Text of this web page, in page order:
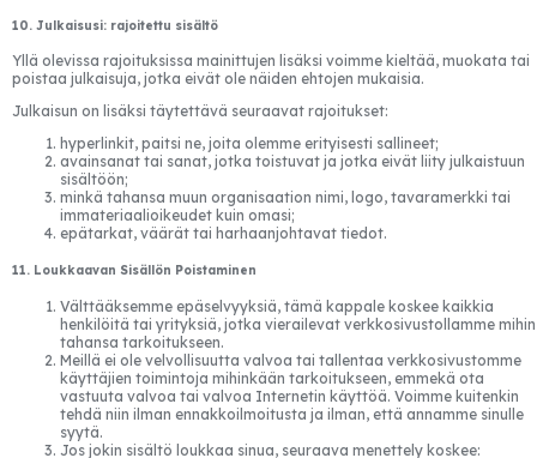
10. Julkaisusi: rajoitettu sisältö
Yllä olevissa rajoituksissa mainittujen lisäksi voimme kieltää, muokata tai
poistaa julkaisuja, jotka eivät ole näiden ehtojen mukaisia.
Julkaisun on lisäksi täytettävä seuraavat rajoitukset:
hyperlinkit, paitsi ne, joita olemme erityisesti sallineet;
avainsanat tai sanat, jotka toistuvat ja jotka eivät liity julkaistuun
sisältöön;
minkä tahansa muun organisaation nimi, logo, tavaramerkki tai
immateriaalioikeudet kuin omasi;
epätarkat, väärät tai harhaanjohtavat tiedot.
11. Loukkaavan Sisällön Poistaminen
Välttääksemme epäselvyyksiä, tämä kappale koskee kaikkia
henkilöitä tai yrityksiä, jotka vierailevat verkkosivustollamme mihin
tahansa tarkoitukseen.
Meillä ei ole velvollisuutta valvoa tai tallentaa verkkosivustomme
käyttäjien toimintoja mihinkään tarkoitukseen, emmekä ota
vastuuta valvoa tai valvoa Internetin käyttöä. Voimme kuitenkin
tehdä niin ilman ennakkoilmoitusta ja ilman, että annamme sinulle
syytä.
Jos jokin sisältö loukkaa sinua, seuraava menettely koskee: